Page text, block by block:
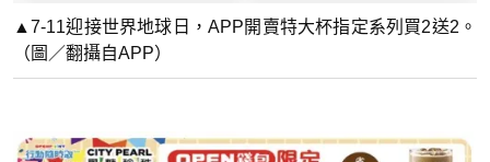
▲7-11迎接世界地球日，APP開賣特大杯指定系列買2送2。
（圖／翻攝自APP）